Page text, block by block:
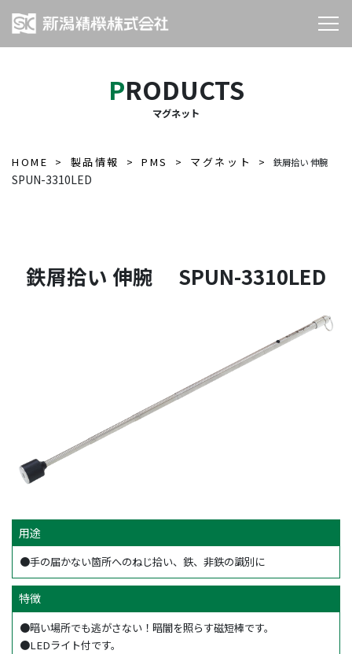
PRODUCTS
マグネット
HOME 製品情報 PMS マグネット 鉄屑拾い 伸腕
SPUN-3310LED
鉄屑拾い 伸腕 SPUN-3310LED
用途
●手の届かない箇所へのねじ拾い、鉄、非鉄の識別に
特徴
●暗い場所でも逃がさない！暗闇を照らす磁短棒です。
●LEDライト付です。